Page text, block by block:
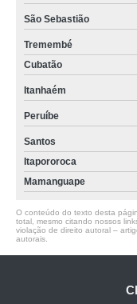
São Sebastião
Tremembé
Cubatão
Itanhaém
Peruíbe
Santos
Itapororoca
Mamanguape
O conteúdo do texto desta
total, mesmo citando nossos
violação de direito autoral –
autorais